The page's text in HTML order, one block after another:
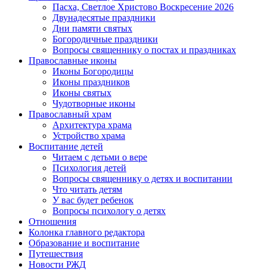
Пасха, Светлое Христово Воскресение 2026
Двунадесятые праздники
Дни памяти святых
Богородичные праздники
Вопросы священнику о постах и праздниках
Православные иконы
Иконы Богородицы
Иконы праздников
Иконы святых
Чудотворные иконы
Православный храм
Архитектура храма
Устройство храма
Воспитание детей
Читаем с детьми о вере
Психология детей
Вопросы священнику о детях и воспитании
Что читать детям
У вас будет ребенок
Вопросы психологу о детях
Отношения
Колонка главного редактора
Образование и воспитание
Путешествия
Новости РЖД